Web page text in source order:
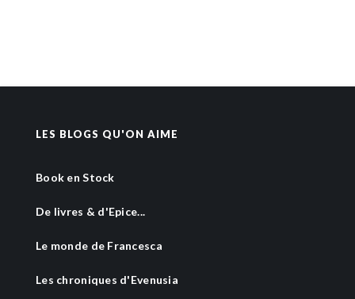
LES BLOGS QU'ON AIME
Book en Stock
De livres & d'Epice...
Le monde de Francesca
Les chroniques d'Evenusia